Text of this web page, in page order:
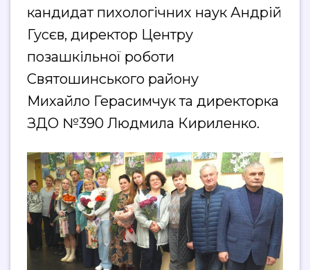
кандидат пихологічних наук Андрій
Гусєв, директор Центру
позашкільної роботи
Святошинського району
Михайло Герасимчук та директорка
ЗДО №390 Людмила Кириленко.